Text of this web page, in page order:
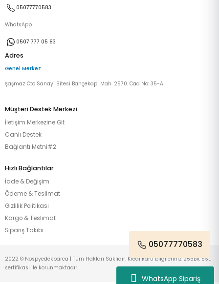
WhatsApp Sipariş
05077770583
WhatsApp
0507 777 05 83
Adres
Genel Merkez
Şaşmaz Oto Sanayi Sitesi Bahçekapı Mah. 2570. Cad No: 35-A
Müşteri Destek Merkezi
İletişim Merkezine Git
Canlı Destek
Bağlantı Metni#2
Hızlı Bağlantılar
İade & Değişim
Ödeme & Teslimat
Gizlilik Politikası
Kargo & Teslimat
Sipariş Takibi
05077770583
2022 © Nospyedekparca | Tüm Hakları Saklıdır. Kredi kartı bilgileriniz 256Bit SSL
sertifikası ile korunmaktadır.